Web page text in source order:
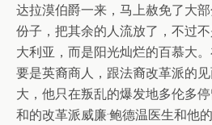
达拉漠伯爵一来，马上赦免了大
份子，把其余的人流放了，不过
大利亚，而是阳光灿烂的百慕大
要是英裔商人，跟法裔改革派的
大，他只在叛乱的爆发地多伦多
和的改革派威廉·鲍德温医生和他